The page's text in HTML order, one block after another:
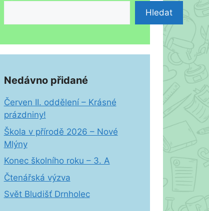
Hledat
Nedávno přidané
Červen II. oddělení – Krásné
prázdniny!
Škola v přírodě 2026 – Nové
Mlýny
Konec školního roku – 3. A
Čtenářská výzva
Svět Bludišť Drnholec